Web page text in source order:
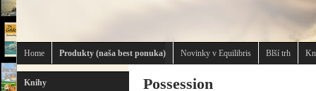
Home Produkty (naša best ponuka) Novinky v Equilibris Blší trh
Knihy Possession